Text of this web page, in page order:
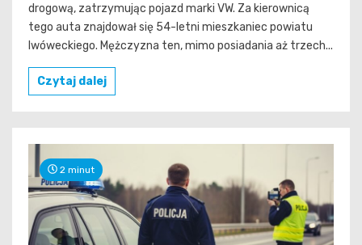
drogową, zatrzymując pojazd marki VW. Za kierownicą
tego auta znajdował się 54-letni mieszkaniec powiatu
lwóweckiego. Mężczyzna ten, mimo posiadania aż trzech...
Czytaj dalej
2 minut